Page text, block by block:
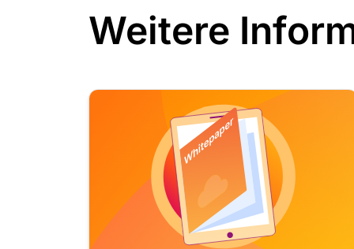
Weitere